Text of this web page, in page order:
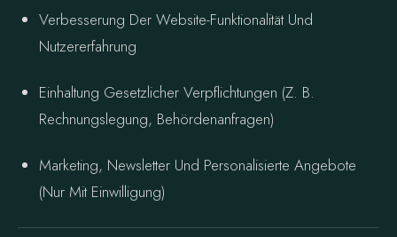
Verbesserung Der Website-Funktionalität Und
Nutzererfahrung
Einhaltung Gesetzlicher Verpflichtungen (z. B.
Rechnungslegung, Behördenanfragen)
Marketing, Newsletter Und Personalisierte Angebote
(nur Mit Einwilligung)